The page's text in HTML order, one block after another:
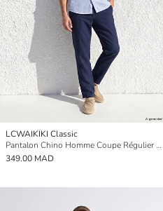
LCWAIKIKI Classic
Pantalon Chino Homme Coupe Régulier Mélange de Lin
349.00 MAD